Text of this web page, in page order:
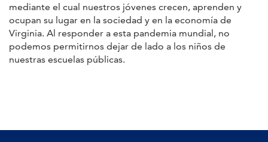
mediante el cual nuestros jóvenes crecen, aprenden y
ocupan su lugar en la sociedad y en la economía de
Virginia. Al responder a esta pandemia mundial, no
podemos permitirnos dejar de lado a los niños de
nuestras escuelas públicas.